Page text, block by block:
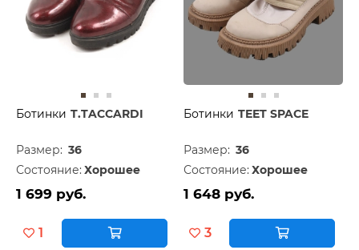
Ботинки T.TACCARDI
Размер: 36
Состояние: Хорошее
1 699 руб.
1
Ботинки TEET SPACE
Размер: 36
Состояние: Хорошее
1 648 руб.
3